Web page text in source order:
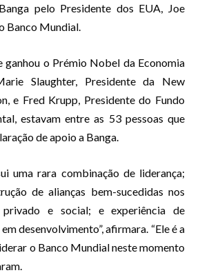
pelo Presidente dos EUA, Joe
Banco Mundial.
ganhou o Prémio Nobel da Economia
Slaughter, Presidente da New
e Fred Krupp, Presidente do Fundo
estavam entre as 53 pessoas que
de apoio a Banga.
uma rara combinação de liderança;
de alianças bem-sucedidas nos
privado e social; e experiência de
desenvolvimento”, afirmara. “Ele é a
o Banco Mundial neste momento